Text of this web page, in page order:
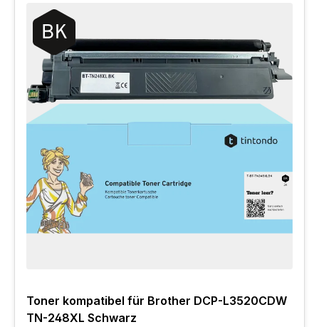
Toner kompatibel für Brother DCP-L3520CDW
TN-248XL Schwarz